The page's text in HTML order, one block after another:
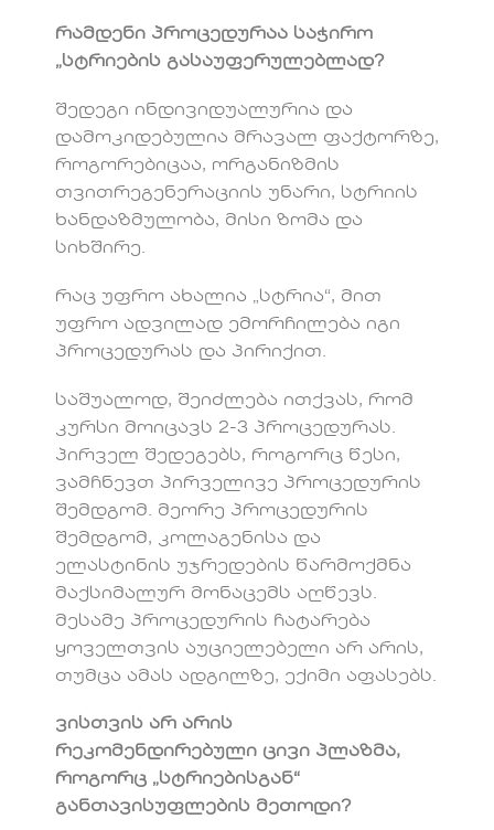
რამდენი პროცედურაა საჭირო
„სტრიების გასაუფერულებლად?
შედეგი ინდივიდუალურია და
დამოკიდებულია მრავალ ფაქტორზე,
როგორებიცაა, ორგანიზმის
თვითრეგენერაციის უნარი, სტრიის
ხანდაზმულობა, მისი ზომა და
სიხშირე.
რაც უფრო ახალია „სტრია“, მით
უფრო ადვილად ემორჩილება იგი
პროცედურას და პირიქით.
საშუალოდ, შეიძლება ითქვას, რომ
კურსი მოიცავს 2-3 პროცედურას.
პირველ შედეგებს, როგორც წესი,
ვამჩნევთ პირველივე პროცედურის
შემდგომ. მეორე პროცედურის
შემდგომ, კოლაგენისა და
ელასტინის უჯრედების წარმოქმნა
მაქსიმალურ მონაცემს აღწევს.
მესამე პროცედურის ჩატარება
ყოველთვის აუციელებელი არ არის,
თუმცა ამას ადგილზე, ექიმი აფასებს.
ვისთვის არ არის
რეკომენდირებული ცივი პლაზმა,
როგორც „სტრიებისგან“
განთავისუფლების მეთოდი?